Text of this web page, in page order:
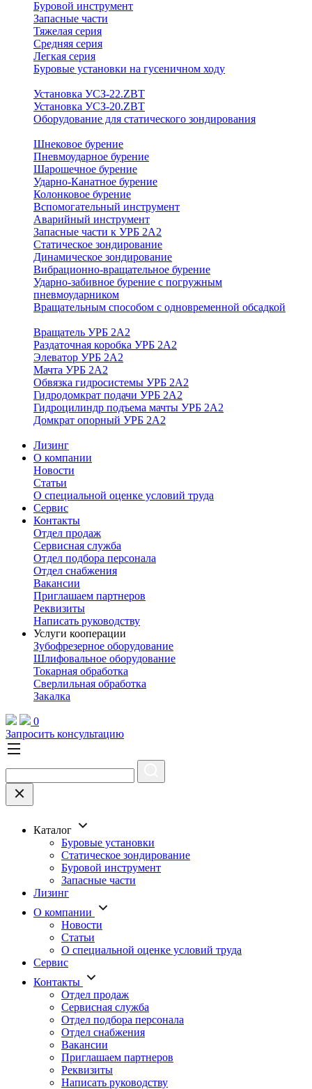
Буровой инструмент
Запасные части
Тяжелая серия
Средняя серия
Легкая серия
Буровые установки на гусеничном ходу
Установка УСЗ-22.ZBT
Установка УСЗ-20.ZBT
Оборудование для статического зондирования
Шнековое бурение
Пневмоударное бурение
Шарошечное бурение
Ударно-Канатное бурение
Колонковое бурение
Вспомогательный инструмент
Аварийный инструмент
Запасные части к УРБ 2А2
Статическое зондирование
Динамическое зондирование
Вибрационно-вращательное бурение
Ударно-забивное бурение с погружным
пневмоударником
Вращательным способом с одновременной обсадкой
Вращатель УРБ 2А2
Раздаточная коробка УРБ 2А2
Элеватор УРБ 2А2
Мачта УРБ 2А2
Обвязка гидросистемы УРБ 2А2
Гидродомкрат подачи УРБ 2А2
Гидроцилиндр подъема мачты УРБ 2А2
Домкрат опорный УРБ 2А2
Лизинг
О компании
Новости
Статьи
О специальной оценке условий труда
Сервис
Контакты
Отдел продаж
Сервисная служба
Отдел подбора персонала
Отдел снабжения
Вакансии
Приглашаем партнеров
Реквизиты
Написать руководству
Услуги кооперации
Зубофрезерное оборудование
Шлифовальное оборудование
Токарная обработка
Cверлильная обработка
Закалка
0
Запросить консультацию
Каталог
Буровые установки
Статическое зондирование
Буровой инструмент
Запасные части
Лизинг
О компании
Новости
Статьи
О специальной оценке условий труда
Сервис
Контакты
Отдел продаж
Сервисная служба
Отдел подбора персонала
Отдел снабжения
Вакансии
Приглашаем партнеров
Реквизиты
Написать руководству